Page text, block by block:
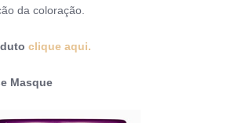
da coloração.
clique aqui.
Masque